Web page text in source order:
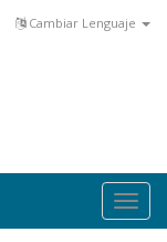
Cambiar Lenguaje